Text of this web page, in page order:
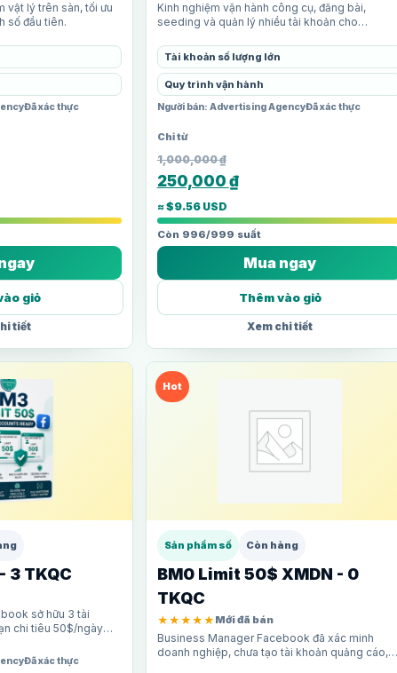
vật lý trên sàn, tối ưu
số đầu tiên.
Đã xác thực
giỏ
tiết
Kinh nghiệm vận hành công cụ, đăng bài,
seeding và quản lý nhiều tài khoản cho
Tài khoản số lượng lớn
Quy trình vận hành
Người bán: Advertising AgencyĐã xác thực
1,000,000₫
250,000 ₫
≈ $9.56 USD
Còn 996/999 suất
Mua ngay
Thêm vào giỏ
Xem chi tiết
3 TKQC
sở hữu 3 tài
chi tiêu 50$/ngày
Đã xác thực
Hot
Sản phẩm số Còn hàng
BM0 Limit 50$ XMDN - 0
TKQC
★★★★★ Mới đã bán
Business Manager Facebook đã xác minh
doanh nghiệp, chưa tạo tài khoản quảng cáo,